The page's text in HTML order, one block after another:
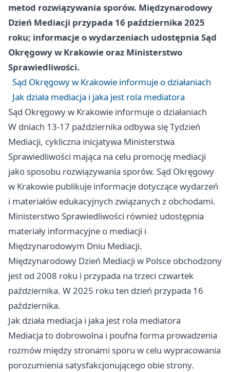
metod rozwiązywania sporów. Międzynarodowy
Dzień Mediacji przypada 16 października 2025
roku; informacje o wydarzeniach udostępnia Sąd
Okręgowy w Krakowie oraz Ministerstwo
Sprawiedliwości.
Sąd Okręgowy w Krakowie informuje o działaniach
Jak działa mediacja i jaka jest rola mediatora
Sąd Okręgowy w Krakowie informuje o działaniach
W dniach 13-17 października odbywa się Tydzień
Mediacji, cykliczna inicjatywa Ministerstwa
Sprawiedliwości mająca na celu promocję mediacji
jako sposobu rozwiązywania sporów. Sąd Okręgowy
w Krakowie publikuje informacje dotyczące wydarzeń
i materiałów edukacyjnych związanych z obchodami.
Ministerstwo Sprawiedliwości również udostępnia
materiały informacyjne o mediacji i
Międzynarodowym Dniu Mediacji.
Międzynarodowy Dzień Mediacji w Polsce obchodzony
jest od 2008 roku i przypada na trzeci czwartek
października. W 2025 roku ten dzień przypada 16
października.
Jak działa mediacja i jaka jest rola mediatora
Mediacja to dobrowolna i poufna forma prowadzenia
rozmów między stronami sporu w celu wypracowania
porozumienia satysfakcjonującego obie strony.